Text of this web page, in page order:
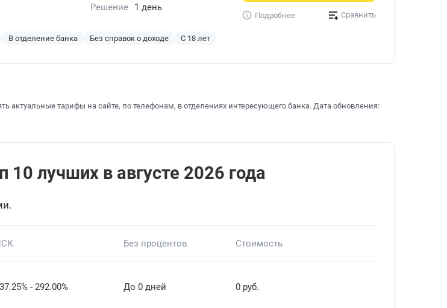
Решение 1 день
В отделение банка Без справок о доходе С 18 лет
Подробнее Сравнить
актуальные тарифы на сайте, по телефонам, в отделениях интересующего банка. Дата обновления:
лучших в августе 2026 года
Без процентов Стоимость
- 292.00% До 0 дней 0 руб.